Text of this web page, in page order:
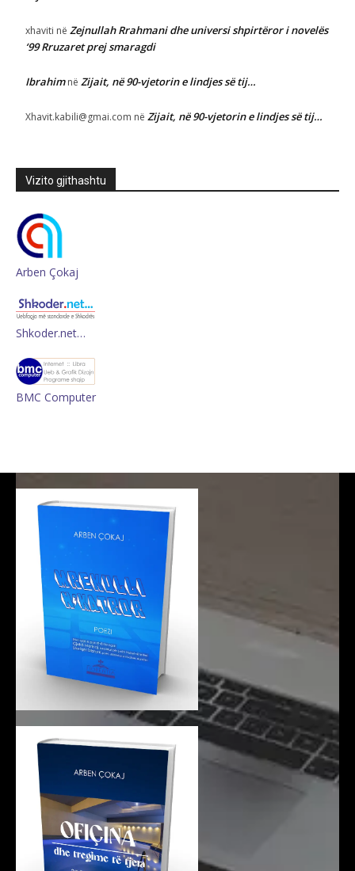
xhaviti në Zejnullah Rrahmani dhe universi shpirtëror i novelës
‘99 Rruzaret prej smaragdi
Ibrahimnë Zijait, në 90-vjetorin e lindjes së tij…
Xhavit.kabili@gmai.com në Zijait, në 90-vjetorin e lindjes së tij…
Vizito gjithashtu
Arben Çokaj
Shkoder.net…
BMC Computer